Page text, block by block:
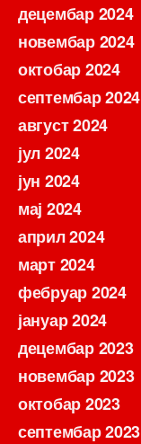
децембар 2024
новембар 2024
октобар 2024
септембар 2024
август 2024
јул 2024
јун 2024
мај 2024
април 2024
март 2024
фебруар 2024
јануар 2024
децембар 2023
новембар 2023
октобар 2023
септембар 2023